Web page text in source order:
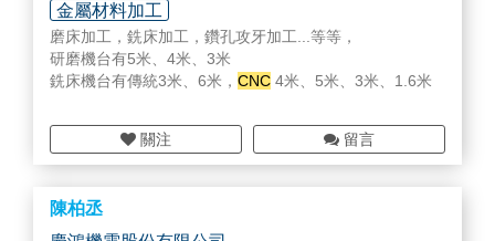
金屬材料加工
磨床加工，銑床加工，鑽孔攻牙加工...等等，
研磨機台有5米、4米、3米
銑床機台有傳統3米、6米， CNC 4米、5米、3米、1.6米
關注 留言
陳柏丞